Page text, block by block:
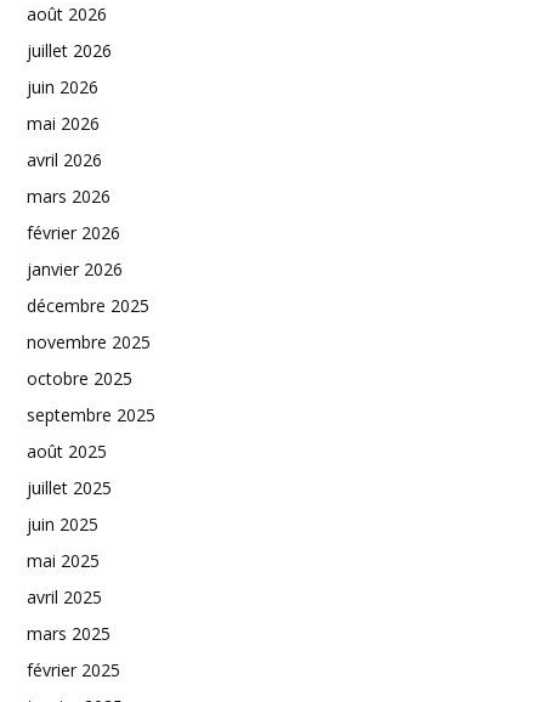
août 2026
juillet 2026
juin 2026
mai 2026
avril 2026
mars 2026
février 2026
janvier 2026
décembre 2025
novembre 2025
octobre 2025
septembre 2025
août 2025
juillet 2025
juin 2025
mai 2025
avril 2025
mars 2025
février 2025